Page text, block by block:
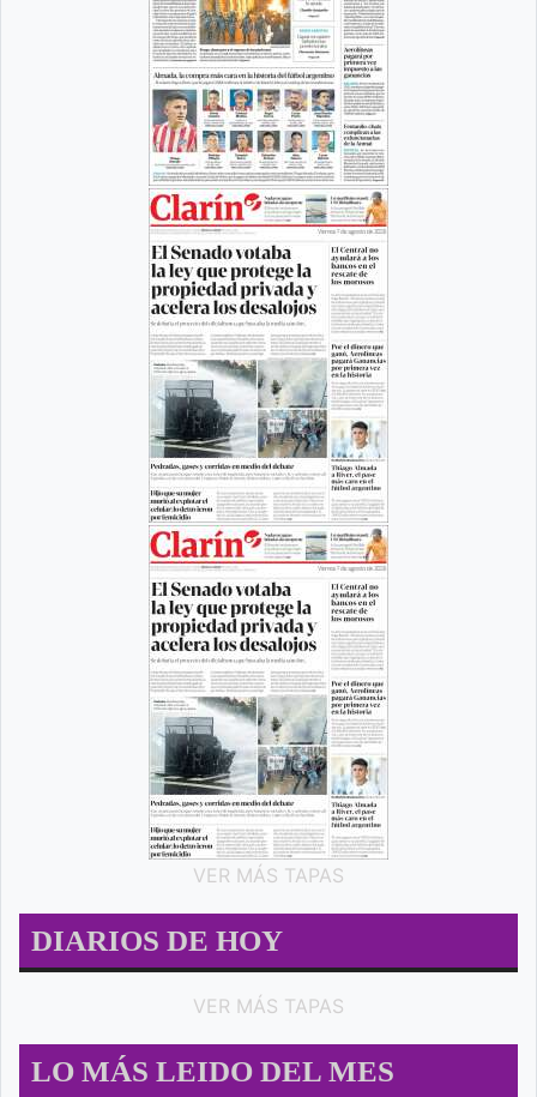
VER MÁS TAPAS
DIARIOS DE HOY
VER MÁS TAPAS
LO MÁS LEIDO DEL MES